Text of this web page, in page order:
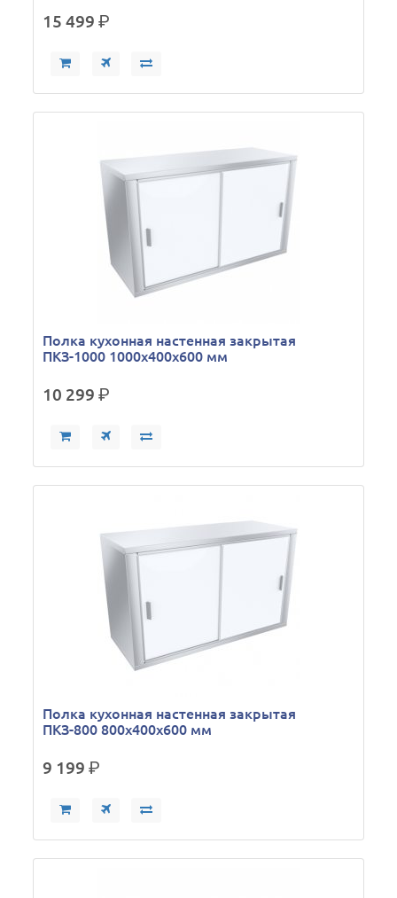
15 499р.
Полка кухонная настенная закрытая
ПКЗ-1000 1000х400х600 мм
10 299р.
Полка кухонная настенная закрытая
ПКЗ-800 800х400х600 мм
9 199р.